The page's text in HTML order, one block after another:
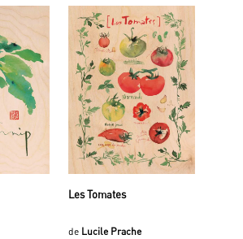
Les Tomates
de Lucile Prache